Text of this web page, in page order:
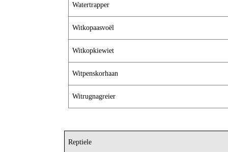
Watertrapper
Witkopaasvoël
Witkopkiewiet
Witpenskorhaan
Witrugnagreier
Reptiele